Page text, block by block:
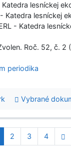
Katedra lesníckej
- Katedra lesníckej
- Katedra
Roč. 52, č. 2
periodika
Vybrané
2 3 4